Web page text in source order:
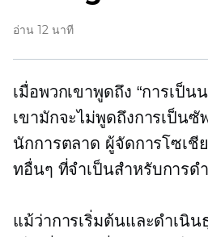
อ่าน 12 นาที
เมื่อพวกเขาพูดถึง “การเป็น
เขามักจะไม่พูดถึงการเป็น
นักการตลาด ผู้จัดการโซเชี
ทอื่นๆ ที่จำเป็นสำหรับการด
แม้ว่าการเริ่มต้นและดำเนิน